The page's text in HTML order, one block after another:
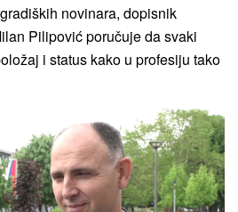
novinara, dopisnik
Pilipović poručuje da svaki
i status kako u profesiju tako